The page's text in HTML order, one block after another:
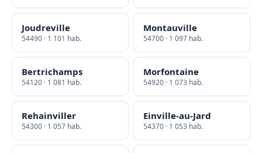
Joudreville
54490 · 1 101 hab.
Montauville
54700 · 1 097 hab.
Bertrichamps
54120 · 1 081 hab.
Morfontaine
54920 · 1 073 hab.
Rehainviller
54300 · 1 057 hab.
Einville-au-Jard
54370 · 1 053 hab.